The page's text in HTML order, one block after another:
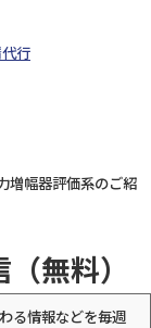
行
増幅器評価系のご紹
無料）
る情報などを毎週